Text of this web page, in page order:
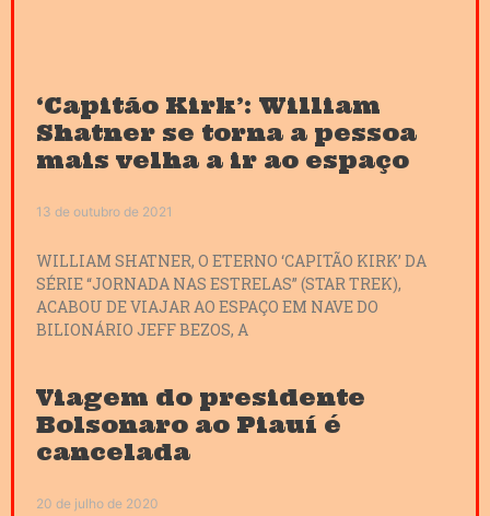
‘Capitão Kirk’: William
Shatner se torna a pessoa
mais velha a ir ao espaço
13 de outubro de 2021
WILLIAM SHATNER, O ETERNO ‘CAPITÃO KIRK’ DA
SÉRIE “JORNADA NAS ESTRELAS” (STAR TREK),
ACABOU DE VIAJAR AO ESPAÇO EM NAVE DO
BILIONÁRIO JEFF BEZOS, A
Viagem do presidente
Bolsonaro ao Piauí é
cancelada
20 de julho de 2020